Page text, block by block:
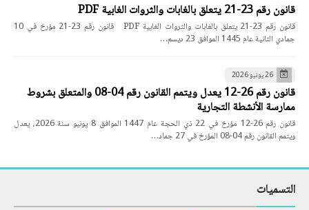
قانون رقم 23-21 يتعلق بالغابات والثروات الغابية PDF
قانون رقم 23-21 يتعلق بالغابات والثروات الغابية PDF قانون رقم 23-21 مؤرخ في 10
جمادي الثانية عام 1445 الموافق 23 ديسم…
26 يونيو 2026
قانون رقم 26-12 يعدل ويتمم القانون رقم 04-08 والمتعلق بشروط
ممارسة الأنشطة التجارية
قانون رقم 26-12 مؤرخ في 22 ذي الحجة عام 1447 الموافق 8 يونيو سنة 2026، يعدل
ويتمم القانون رقم 04-08 المؤرخ في 27 جماد…
التسميات